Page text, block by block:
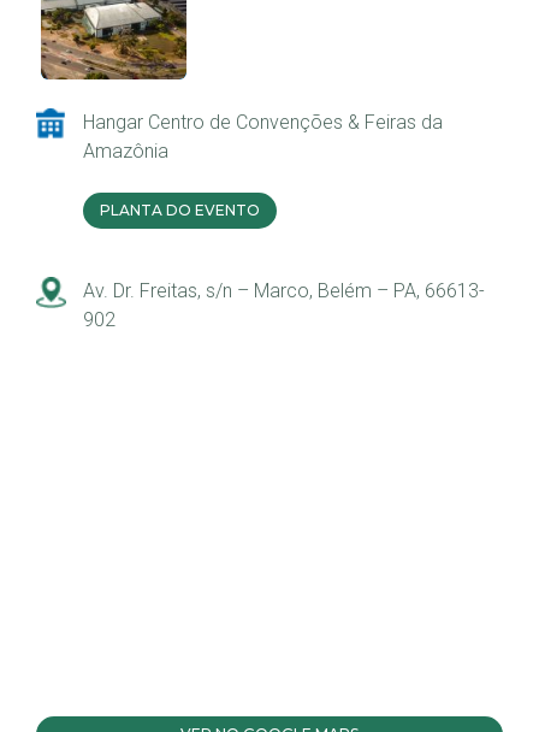
Hangar Centro de Convenções & Feiras da
Amazônia
PLANTA DO EVENTO
Av. Dr. Freitas, s/n – Marco, Belém – PA, 66613-
902